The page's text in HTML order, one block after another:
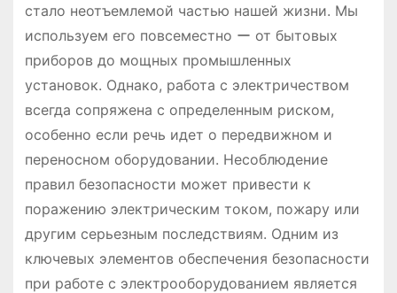
стало неотъемлемой частью нашей жизни. Мы
используем его повсеместно ー от бытовых
приборов до мощных промышленных
установок. Однако, работа с электричеством
всегда сопряжена с определенным риском,
особенно если речь идет о передвижном и
переносном оборудовании. Несоблюдение
правил безопасности может привести к
поражению электрическим током, пожару или
другим серьезным последствиям. Одним из
ключевых элементов обеспечения безопасности
при работе с электрооборудованием является